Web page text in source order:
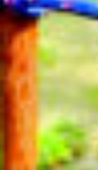
E-Mail-Adresse (optional):
Alle HTML-Tags außer
URLs werden